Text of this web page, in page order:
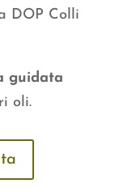
DOP Colli
guidata
oli.